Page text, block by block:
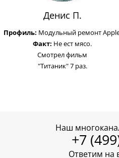
Денис П.
Профиль: Модульный ремонт
Факт: Не ест мясо.
Смотрел фильм
"Титаник" 7 раз.
Наш
+7
Ответим на